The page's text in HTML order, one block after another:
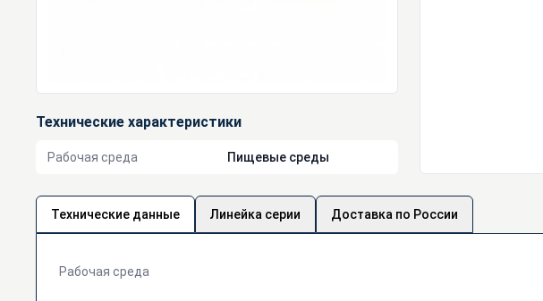
Технические характеристики
Рабочая среда Пищевые среды
Технические данные Линейка серии Доставка по России
Рабочая среда